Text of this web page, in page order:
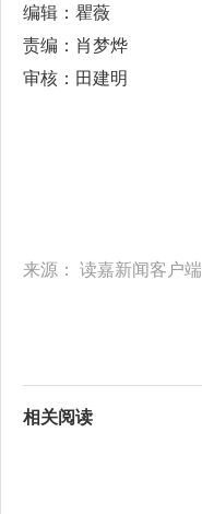
编辑：瞿薇
责编：肖梦烨
审核：田建明
来源： 读嘉新闻客户端
相关阅读